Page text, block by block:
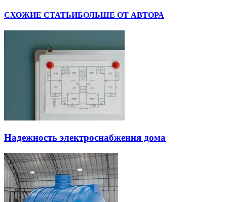
СХОЖИЕ СТАТЬИБОЛЬШЕ ОТ АВТОРА
Надежность электроснабжения дома